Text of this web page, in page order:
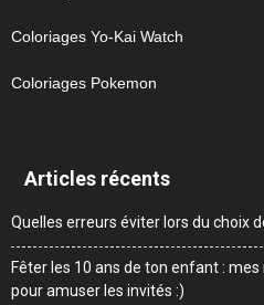
Coloriages Yo-Kai Watch
Coloriages Pokemon
Articles récents
Quelles erreurs éviter lors du choix
Fêter les 10 ans de ton enfant :
pour amuser les invités :)